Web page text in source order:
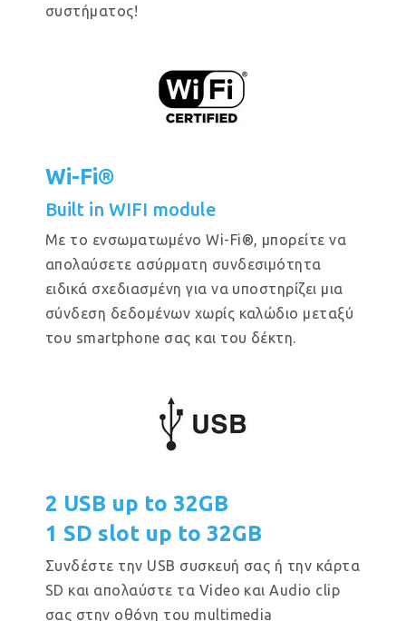
συστήματος!
Wi-Fi®
Built in WIFI module
Με το ενσωματωμένο Wi-Fi®, μπορείτε να
απολαύσετε ασύρματη συνδεσιμότητα
ειδικά σχεδιασμένη για να υποστηρίζει μια
σύνδεση δεδομένων χωρίς καλώδιο μεταξύ
του smartphone σας και του δέκτη.
2 USB up to 32GB
1 SD slot up to 32GB
Συνδέστε την USB συσκευή σας ή την κάρτα
SD και απολαύστε τα Video και Audio clip
σας στην οθόνη του multimedia